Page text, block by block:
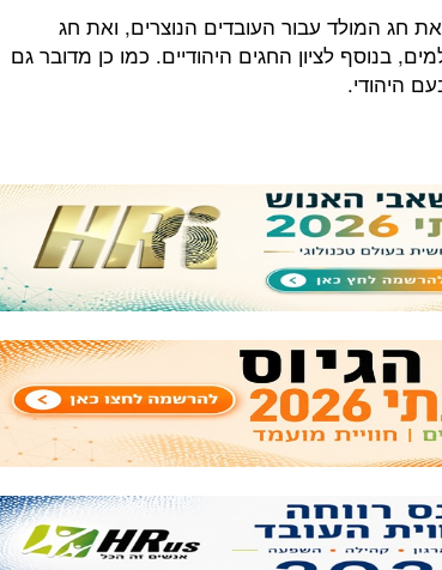
את חג המולד עבור העובדים הנוצרים, ואת חג
בנוסף לציון החגים היהודיים. כמו כן מדובר גם
היהודי.